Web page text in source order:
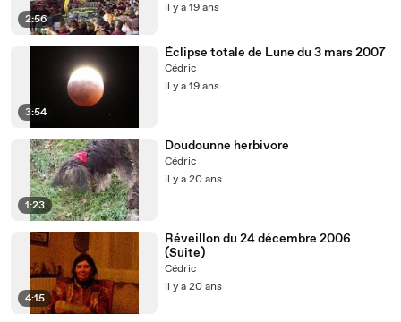
2:56
il y a 19 ans
3:54
Éclipse totale de Lune du 3 mars 2007
Cédric
il y a 19 ans
1:23
Doudounne herbivore
Cédric
il y a 20 ans
4:15
Réveillon du 24 décembre 2006
(Suite)
Cédric
il y a 20 ans